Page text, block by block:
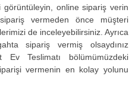
görüntüleyin, online sipariş verin
vermeden önce müşteri
de inceleyebilirsiniz. Ayrıca
sipariş vermiş olsaydınız
Ev Teslimatı bölümümüzdeki
vermenin en kolay yolunu